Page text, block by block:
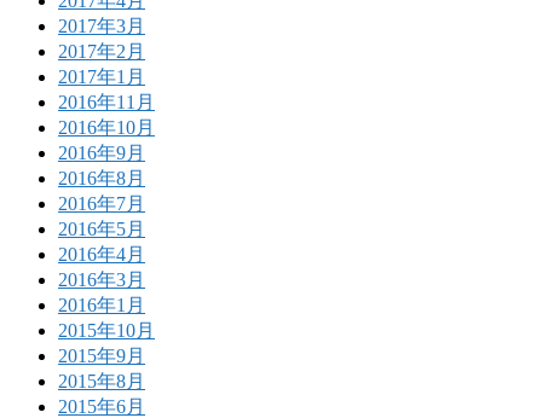
2017年3月
2017年2月
2017年1月
2016年11月
2016年10月
2016年9月
2016年8月
2016年7月
2016年5月
2016年4月
2016年3月
2016年1月
2015年10月
2015年9月
2015年8月
2015年6月